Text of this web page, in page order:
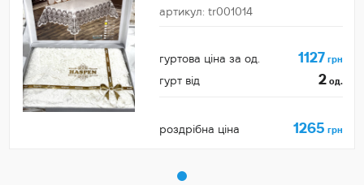
артикул: tr001014
гуртова ціна за од. 1127 грн
гурт від 2 од.
роздрібна ціна 1265 грн